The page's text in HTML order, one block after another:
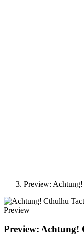
Preview:
Preview
Preview: Achtung!